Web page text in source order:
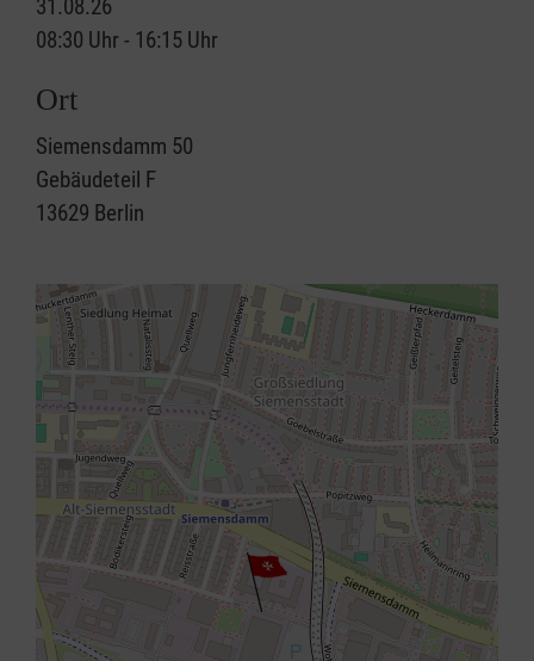
31.08.26
08:30 Uhr - 16:15 Uhr
Ort
Siemensdamm 50
Gebäudeteil F
13629 Berlin